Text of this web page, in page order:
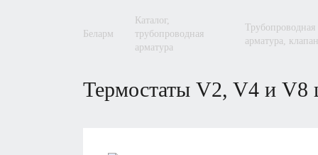
беларм
каталог,
трубопроводная
арматура
трубопроводная
арматура,
термостаты V2, V4 и V8